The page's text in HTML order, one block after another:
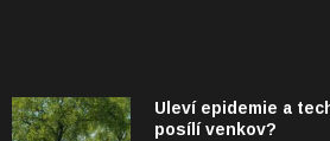
Uleví epidemie a
posílí venkov?